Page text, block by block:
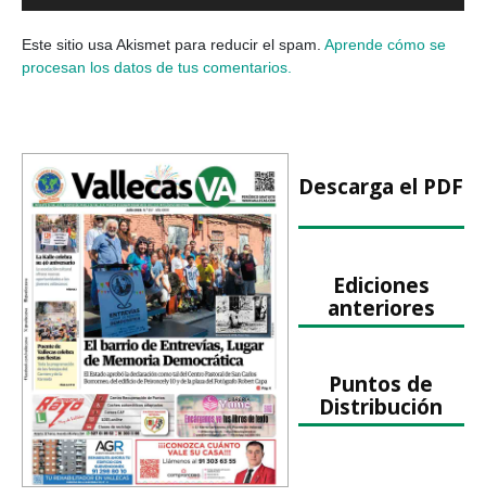
Este sitio usa Akismet para reducir el spam. Aprende cómo se
procesan los datos de tus comentarios.
Descarga el PDF
Ediciones
anteriores
Puntos de
Distribución